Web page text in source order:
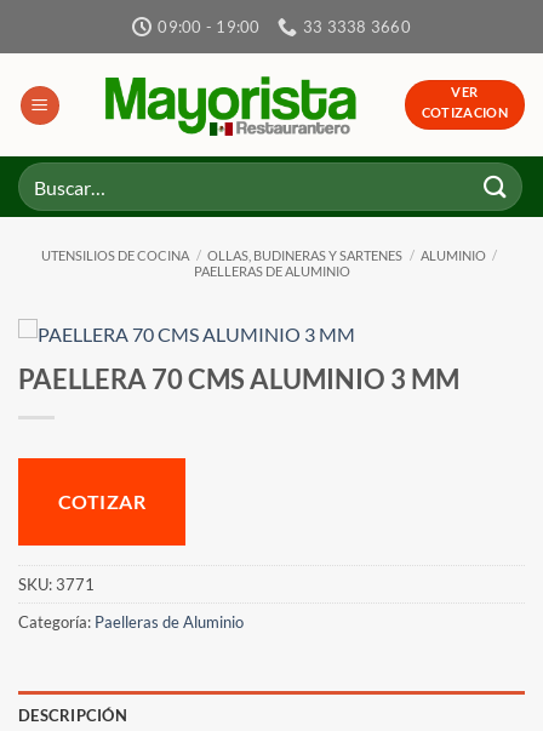
09:00 - 19:00 33 3338 3660
VER
COTIZACION
Buscar
por:
UTENSILIOS DE COCINA / OLLAS, BUDINERAS Y SARTENES / ALUMINIO /
PAELLERAS DE ALUMINIO
PAELLERA 70 CMS ALUMINIO 3 MM
COTIZAR
SKU: 3771
Categoría: Paelleras de Aluminio
DESCRIPCIÓN